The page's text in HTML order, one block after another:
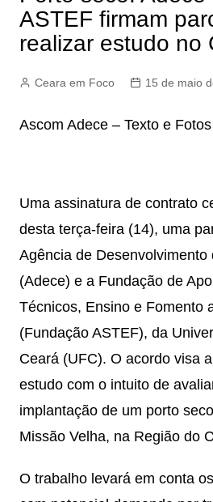
ASTEF firmam
realizar estudo no
Ceara em Foco 15 de maio
Ascom Adece – Texto e Fotos
Uma assinatura de contrato
desta terça-feira (14), uma
Agência de
(Adece) e a Fundação de
Técnicos, Ensino e Fomento
(Fundação ASTEF), da
Ceará (UFC). O acordo visa
estudo com o intuito de
implantação de um porto
Missão Velha, na Região do
O trabalho levará em conta